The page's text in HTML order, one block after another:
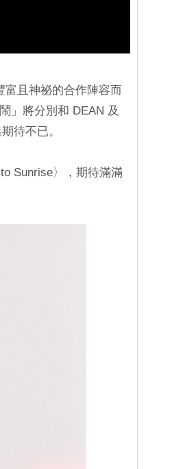
富且神祕的合作陣容而
」將分別和 DEAN 及
待不已。
Sunrise〉，期待滿滿